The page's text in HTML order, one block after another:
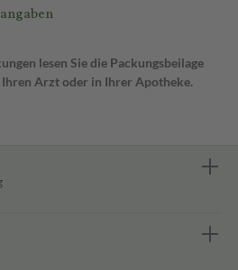
lesen Sie die Packungsbeilage
Arzt oder in Ihrer Apotheke.